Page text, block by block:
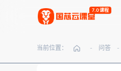
7.0课程
当前位置： - 问答 -